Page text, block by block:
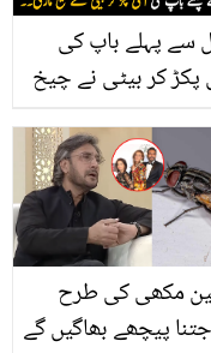
سے پہلے باپ کی
پکڑ کر بیٹی نے چیخ
اچانک مرنے لگی تو
کے آنسوؤں نے کیسا
دکھایا جو یہ چلتے
سے باہر آئی
مکھی کی طرح
پیچھے بھاگیں گے